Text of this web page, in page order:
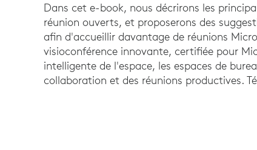
Dans cet e-book, nous décrirons les
réunion ouverts, et proposerons des
afin d'accueillir davantage de réunions
visioconférence innovante, certifiée pour
intelligente de l'espace, les espaces de
collaboration et des réunions productives.